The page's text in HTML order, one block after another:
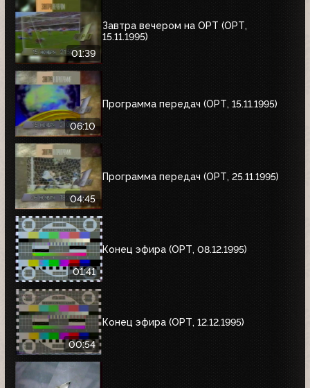
01:39
Завтра вечером на ОРТ (ОРТ,
15.11.1995)
06:10
Программа передач (ОРТ, 15.11.1995)
04:45
Программа передач (ОРТ, 25.11.1995)
01:41
Конец эфира (ОРТ, 08.12.1995)
00:54
Конец эфира (ОРТ, 12.12.1995)